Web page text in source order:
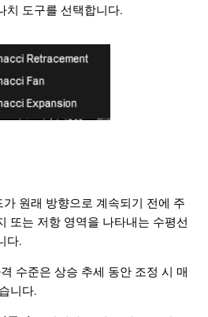
치 도구를 선택합니다.
원래 방향으로 계속되기 전에 주
또는 저항 영역을 나타내는 수평선
다.
수준은 상승 추세 동안 조정 시 매
니다.